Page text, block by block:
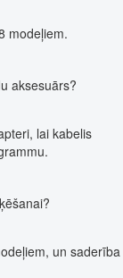
modeļiem.
aksesuārs?
lai kabelis
un saderība